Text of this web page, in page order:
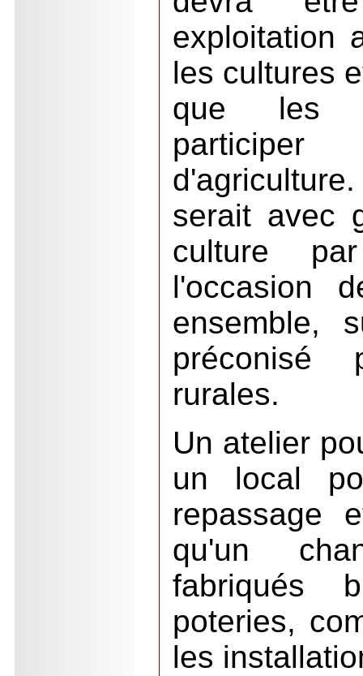
exploitation
les cultures
que les
serait avec
culture
l'occasion
ensemble,
préconisé
rurales.
Un atelier
un local
repassage
qu'un
fabriqués
poteries,
les